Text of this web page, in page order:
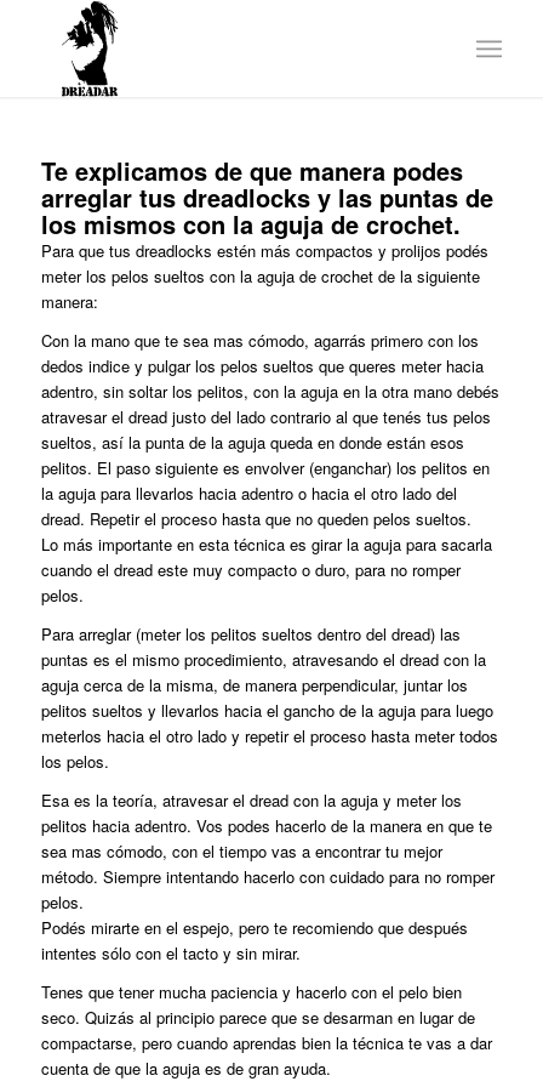
Te explicamos de que manera podes
arreglar tus dreadlocks y las puntas de
los mismos con la aguja de crochet.
Para que tus dreadlocks estén más compactos y prolijos podés
meter los pelos sueltos con la aguja de crochet de la siguiente
manera:
Con la mano que te sea mas cómodo, agarrás primero con los
dedos indice y pulgar los pelos sueltos que queres meter hacia
adentro, sin soltar los pelitos, con la aguja en la otra mano debés
atravesar el dread justo del lado contrario al que tenés tus pelos
sueltos, así la punta de la aguja queda en donde están esos
pelitos. El paso siguiente es envolver (enganchar) los pelitos en
la aguja para llevarlos hacia adentro o hacia el otro lado del
dread. Repetir el proceso hasta que no queden pelos sueltos.
Lo más importante en esta técnica es girar la aguja para sacarla
cuando el dread este muy compacto o duro, para no romper
pelos.
Para arreglar (meter los pelitos sueltos dentro del dread) las
puntas es el mismo procedimiento, atravesando el dread con la
aguja cerca de la misma, de manera perpendicular, juntar los
pelitos sueltos y llevarlos hacia el gancho de la aguja para luego
meterlos hacia el otro lado y repetir el proceso hasta meter todos
los pelos.
Esa es la teoría, atravesar el dread con la aguja y meter los
pelitos hacia adentro. Vos podes hacerlo de la manera en que te
sea mas cómodo, con el tiempo vas a encontrar tu mejor
método. Siempre intentando hacerlo con cuidado para no romper
pelos.
Podés mirarte en el espejo, pero te recomiendo que después
intentes sólo con el tacto y sin mirar.
Tenes que tener mucha paciencia y hacerlo con el pelo bien
seco. Quizás al principio parece que se desarman en lugar de
compactarse, pero cuando aprendas bien la técnica te vas a dar
cuenta de que la aguja es de gran ayuda.